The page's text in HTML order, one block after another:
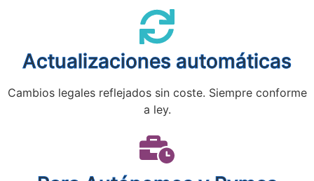
Actualizaciones automáticas
Cambios legales reflejados sin coste. Siempre conforme
a ley.